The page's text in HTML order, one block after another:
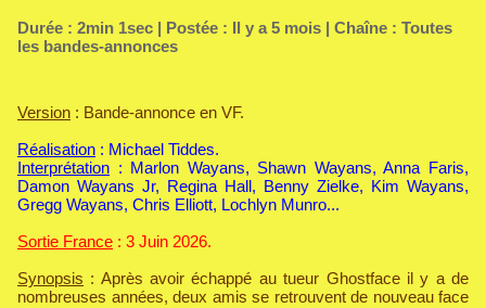
Durée : 2min 1sec | Postée : Il y a 5 mois | Chaîne : Toutes
les bandes-annonces
Version : Bande-annonce en VF.
Réalisation : Michael Tiddes.
Interprétation : Marlon Wayans, Shawn Wayans, Anna Faris,
Damon Wayans Jr, Regina Hall, Benny Zielke, Kim Wayans,
Gregg Wayans, Chris Elliott, Lochlyn Munro...
Sortie France : 3 Juin 2026.
Synopsis : Après avoir échappé au tueur Ghostface il y a de
nombreuses années, deux amis se retrouvent de nouveau face